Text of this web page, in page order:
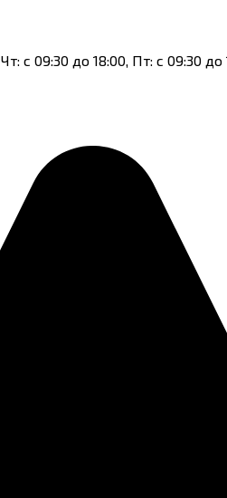
с 09:30 до 18:00, Пт: с 09:30